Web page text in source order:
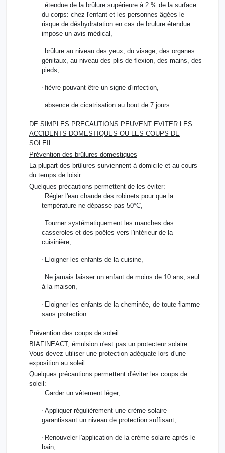
· étendue de la brûlure supérieure à 2 % de la surface
du corps: chez l'enfant et les personnes âgées le
risque de déshydratation en cas de brulure étendue
impose un avis médical,
· brûlure au niveau des yeux, du visage, des organes
génitaux, au niveau des plis de flexion, des mains, des
pieds,
· fièvre pouvant être un signe d'infection,
· absence de cicatrisation au bout de 7 jours.
DE SIMPLES PRECAUTIONS PEUVENT EVITER LES
ACCIDENTS DOMESTIQUES OU LES COUPS DE
SOLEIL.
Prévention des brûlures domestiques
La plupart des brûlures surviennent à domicile et au cours
du temps de loisir.
Quelques précautions permettent de les éviter:
· Régler l'eau chaude des robinets pour que la
température ne dépasse pas 50°C,
· Tourner systématiquement les manches des
casseroles et des poêles vers l'intérieur de la
cuisinière,
· Eloigner les enfants de la cuisine,
· Ne jamais laisser un enfant de moins de 10 ans, seul
à la maison,
· Eloigner les enfants de la cheminée, de toute flamme
sans protection.
Prévention des coups de soleil
BIAFINEACT, émulsion n'est pas un protecteur solaire.
Vous devez utiliser une protection adéquate lors d'une
exposition au soleil.
Quelques précautions permettent d'éviter les coups de
soleil:
· Garder un vêtement léger,
· Appliquer régulièrement une crème solaire
garantissant un niveau de protection suffisant,
· Renouveler l'application de la crème solaire après le
bain,